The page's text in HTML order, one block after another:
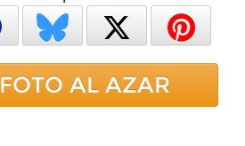
FOTO AL AZAR